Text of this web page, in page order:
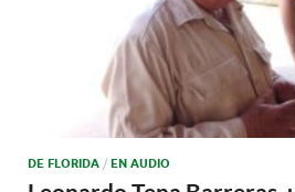
DE FLORIDA / EN AUDIO